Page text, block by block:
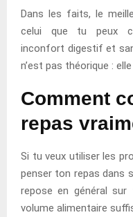
Dans les faits, le
celui que tu peux
inconfort digestif et
n’est pas théorique :
Comment
repas
Si tu veux utiliser les
penser ton repas dans
repose en général
volume alimentaire